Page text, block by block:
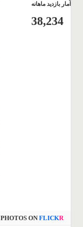
آمار بازدید ماهانه
38,234
PHOTOS ON FLICKR